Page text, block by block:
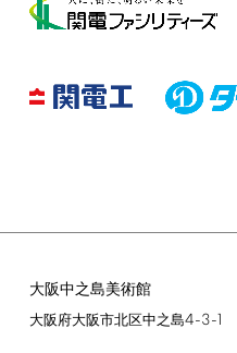
大阪中之島美術館
大阪府大阪市北区中之島4-3-1